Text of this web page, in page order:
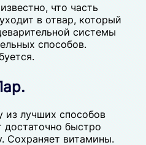
что часть
в отвар, который
системы
способов.
из лучших способов
достаточно быстро
Сохраняет витамины.